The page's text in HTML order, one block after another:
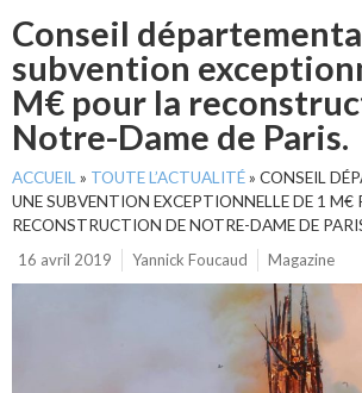
Conseil
subvention
M€ pour la
Notre-Dame de Paris.
ACCUEIL » TOUTE L’ACTUALITÉ» CONSEIL
UNE SUBVENTION EXCEPTIONNELLE DE 1 M€
RECONSTRUCTION DE NOTRE-DAME DE
16 avril 2019
Yannick Foucaud Magazine